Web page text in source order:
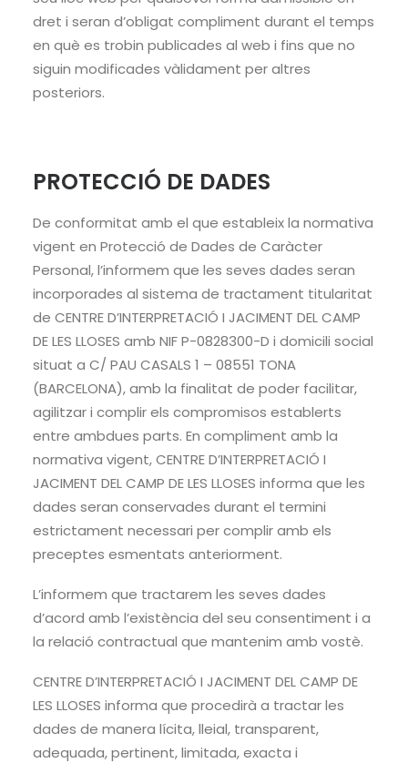
dret i seran d’obligat compliment durant el temps
en què es trobin publicades al web i fins que no
siguin modificades vàlidament per altres
posteriors.
PROTECCIÓ DE DADES
De conformitat amb el que estableix la normativa
vigent en Protecció de Dades de Caràcter
Personal, l’informem que les seves dades seran
incorporades al sistema de tractament titularitat
de CENTRE D’INTERPRETACIÓ I JACIMENT DEL CAMP
DE LES LLOSES amb NIF P-0828300-D i domicili social
situat a C/ PAU CASALS 1 – 08551 TONA
(BARCELONA), amb la finalitat de poder facilitar,
agilitzar i complir els compromisos establerts
entre ambdues parts. En compliment amb la
normativa vigent, CENTRE D’INTERPRETACIÓ I
JACIMENT DEL CAMP DE LES LLOSES informa que les
dades seran conservades durant el termini
estrictament necessari per complir amb els
preceptes esmentats anteriorment.
L’informem que tractarem les seves dades
d’acord amb l’existència del seu consentiment i a
la relació contractual que mantenim amb vostè.
CENTRE D’INTERPRETACIÓ I JACIMENT DEL CAMP DE
LES LLOSES informa que procedirà a tractar les
dades de manera lícita, lleial, transparent,
adequada, pertinent, limitada, exacta i